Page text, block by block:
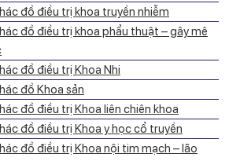
đồ điều trị khoa truyền nhiễm
đồ điều trị khoa phẩu thuật – gây mê
đồ điều trị Khoa Nhi
đồ Khoa sản
đồ điều trị Khoa liên chiên khoa
đồ điều trị Khoa y học cổ truyền
đồ điều trị Khoa nội tim mạch – lão